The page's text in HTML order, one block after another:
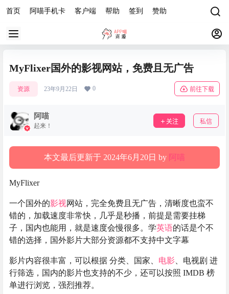
首页 阿喵手机卡 客户端 帮助 签到 赞助
MyFlixer国外的影视网站，免费且无广告
资源 23年9月22日 0 前往下载
阿喵
起来！
关注 私信
本文最后更新于 2024年6月20日 by 阿喵
MyFlixer
一个国外的影视网站，完全免费且无广告，清晰度也蛮不
错的，加载速度非常快，几乎是秒播，前提是需要挂梯
子，国内也能用，就是速度会慢很多。学英语的话是个不
错的选择，国外影片大部分资源都不支持中文字幕
影片内容很丰富，可以根据 分类、国家、 电影 、电视剧 进
行筛选，国内的影片也支持的不少，还可以按照 IMDB 榜
单进行浏览，强烈推荐。